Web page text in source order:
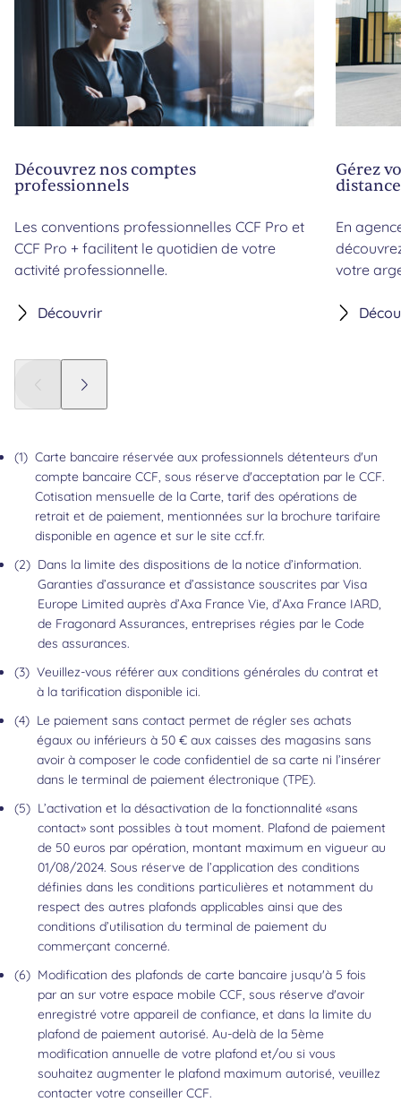
Découvrez nos comptes
professionnels
Les conventions professionnelles CCF Pro et
CCF Pro + facilitent le quotidien de votre
activité professionnelle.
Découvrir
Gérez
distance
En
votre
Panneau précédent
Panneau suivant
(1) Carte bancaire réservée aux professionnels détenteurs d'un
compte bancaire CCF, sous réserve d'acceptation par le CCF.
Cotisation mensuelle de la Carte, tarif des opérations de
retrait et de paiement, mentionnées sur la brochure tarifaire
disponible en agence et sur le site ccf.fr.
Retour au contenu
(2) Dans la limite des dispositions de la notice d’information.
Garanties d’assurance et d’assistance souscrites par Visa
Europe Limited auprès d’Axa France Vie, d’Axa France IARD,
de Fragonard Assurances, entreprises régies par le Code
des assurances.
Retour au contenu
(3) Veuillez-vous référer aux conditions générales du contrat et
à la tarification disponible ici.
Retour au contenu
(4) Le paiement sans contact permet de régler ses achats
égaux ou inférieurs à 50 € aux caisses des magasins sans
avoir à composer le code confidentiel de sa carte ni l’insérer
dans le terminal de paiement électronique (TPE).
Retour au contenu
(5) L’activation et la désactivation de la fonctionnalité «sans
contact» sont possibles à tout moment. Plafond de paiement
de 50 euros par opération, montant maximum en vigueur au
01/08/2024. Sous réserve de l’application des conditions
définies dans les conditions particulières et notamment du
respect des autres plafonds applicables ainsi que des
conditions d’utilisation du terminal de paiement du
commerçant concerné.
Retour au contenu
(6) Modification des plafonds de carte bancaire jusqu'à 5 fois
par an sur votre espace mobile CCF, sous réserve d'avoir
enregistré votre appareil de confiance, et dans la limite du
plafond de paiement autorisé. Au-delà de la 5ème
modification annuelle de votre plafond et/ou si vous
souhaitez augmenter le plafond maximum autorisé, veuillez
contacter votre conseiller CCF.